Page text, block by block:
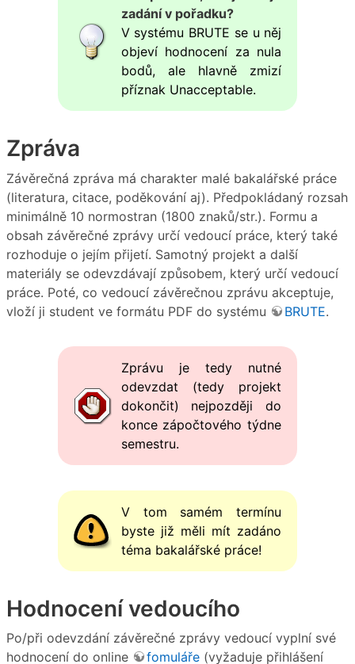
zadání v pořadku?
V systému BRUTE se u něj
objeví hodnocení za nula
bodů, ale hlavně zmizí
příznak Unacceptable.
Zpráva
Závěrečná zpráva má charakter malé bakalářské práce
(literatura, citace, poděkování aj). Předpokládaný rozsah
minimálně 10 normostran (1800 znaků/str.). Formu a
obsah závěrečné zprávy určí vedoucí práce, který také
rozhoduje o jejím přijetí. Samotný projekt a další
materiály se odevzdávají způsobem, který určí vedoucí
práce. Poté, co vedoucí závěrečnou zprávu akceptuje,
vloží ji student ve formátu PDF do systému
BRUTE.
Zprávu je tedy nutné
odevzdat (tedy projekt
dokončit) nejpozději do
konce zápočtového týdne
semestru.
V tom samém termínu
byste již měli mít zadáno
téma bakalářské práce!
Hodnocení vedoucího
Po/při odevzdání závěrečné zprávy vedoucí vyplní své
hodnocení do online
fomuláře (vyžaduje přihlášení